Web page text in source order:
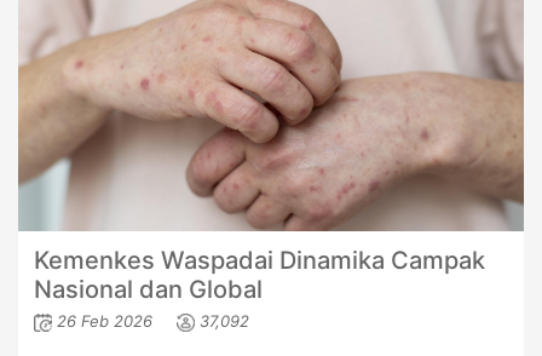
Kemenkes Waspadai Dinamika Campak
Nasional dan Global
26 Feb 2026 37,092